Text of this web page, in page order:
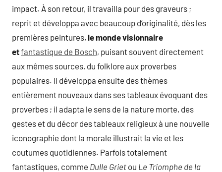
impact. À son retour, il travailla pour des graveurs ;
reprit et développa avec beaucoup d’originalité, dès les
premières peintures, le monde visionnaire
etfantastique de Bosch, puisant souvent directement
aux mêmes sources, du folklore aux proverbes
populaires. Il développa ensuite des thèmes
entièrement nouveaux dans ses tableaux évoquant des
proverbes ; il adapta le sens de la nature morte, des
gestes et du décor des tableaux religieux à une nouvelle
iconographie dont la morale illustrait la vie et les
coutumes quotidiennes. Parfois totalement
fantastiques, comme Dulle Griet ou Le Triomphe de la